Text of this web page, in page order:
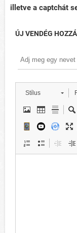
illetve a captchát
ÚJ VENDÉG
Stílus